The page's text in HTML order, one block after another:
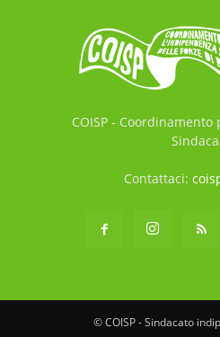
COISP -
Contattaci:
© COISP - Sindacato